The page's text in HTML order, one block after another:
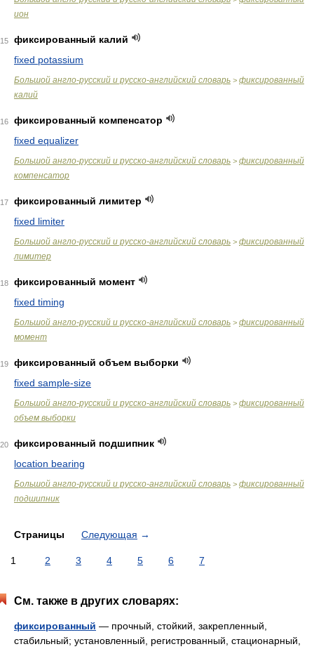
ион
15
фиксированный калий
fixed potassium
Большой англо-русский и русско-английский словарь > фиксированный
калий
16
фиксированный компенсатор
fixed equalizer
Большой англо-русский и русско-английский словарь > фиксированный
компенсатор
17
фиксированный лимитер
fixed limiter
Большой англо-русский и русско-английский словарь > фиксированный
лимитер
18
фиксированный момент
fixed timing
Большой англо-русский и русско-английский словарь > фиксированный
момент
19
фиксированный объем выборки
fixed sample-size
Большой англо-русский и русско-английский словарь > фиксированный
объем выборки
20
фиксированный подшипник
location bearing
Большой англо-русский и русско-английский словарь > фиксированный
подшипник
Страницы Следующая →
1 2 3 4 5 6 7
См. также в других словарях:
фиксированный — прочный, стойкий, закрепленный,
стабильный; установленный, регистрованный, стационарный,